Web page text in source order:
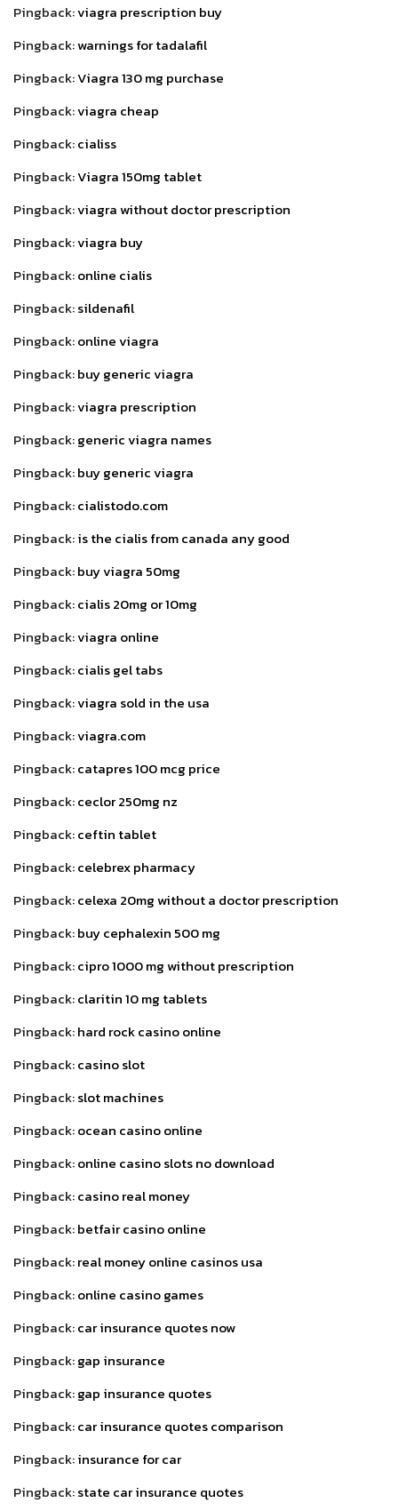
Pingback:viagra prescription buy
Pingback:warnings for tadalafil
Pingback:Viagra 130 mg purchase
Pingback:viagra cheap
Pingback:cialiss
Pingback:Viagra 150mg tablet
Pingback:viagra without doctor prescription
Pingback:viagra buy
Pingback:online cialis
Pingback:sildenafil
Pingback:online viagra
Pingback:buy generic viagra
Pingback:viagra prescription
Pingback:generic viagra names
Pingback:buy generic viagra
Pingback:cialistodo.com
Pingback:is the cialis from canada any good
Pingback:buy viagra 50mg
Pingback:cialis 20mg or 10mg
Pingback:viagra online
Pingback:cialis gel tabs
Pingback:viagra sold in the usa
Pingback:viagra.com
Pingback:catapres 100 mcg price
Pingback:ceclor 250mg nz
Pingback:ceftin tablet
Pingback:celebrex pharmacy
Pingback:celexa 20mg without a doctor prescription
Pingback:buy cephalexin 500 mg
Pingback:cipro 1000 mg without prescription
Pingback:claritin 10 mg tablets
Pingback:hard rock casino online
Pingback:casino slot
Pingback:slot machines
Pingback:ocean casino online
Pingback:online casino slots no download
Pingback:casino real money
Pingback:betfair casino online
Pingback:real money online casinos usa
Pingback:online casino games
Pingback:car insurance quotes now
Pingback:gap insurance
Pingback:gap insurance quotes
Pingback:car insurance quotes comparison
Pingback:insurance for car
Pingback:state car insurance quotes